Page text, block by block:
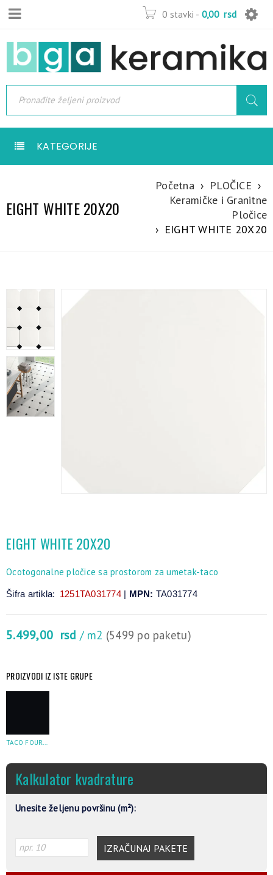
0 stavki - 0,00 rsd
KATEGORIJE
EIGHT WHITE 20X20
Početna › PLOČICE ›
Keramičke i Granitne
Pločice
› EIGHT WHITE 20X20
EIGHT WHITE 20X20
Ocotogonalne pločice sa prostorom za umetak-taco
Šifra artikla: 1251TA031774| MPN: TA031774
5.499,00 rsd / m2 (5499 po paketu)
PROIZVODI IZ ISTE GRUPE
TACO FOUR BLACK 3,8X3,8
Kalkulator kvadrature
Unesite željenu površinu (m²):
IZRAČUNAJ PAKETE